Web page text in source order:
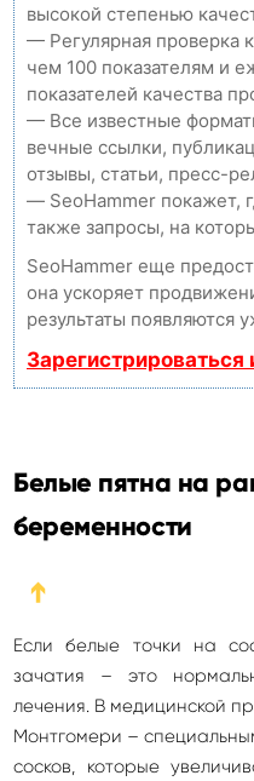
высокой степенью
— Регулярная проверка
чем 100 показателям и
показателей качества
— Все известные
вечные ссылки,
отзывы, статьи, пресс-
— SeoHammer покажет,
также запросы, на
SeoHammer еще
она ускоряет
результаты появляются
Белые пятна на
беременности
➔
Если белые точки на
зачатия – это
лечения. В медицинской
Монтгомери –
сосков, которые